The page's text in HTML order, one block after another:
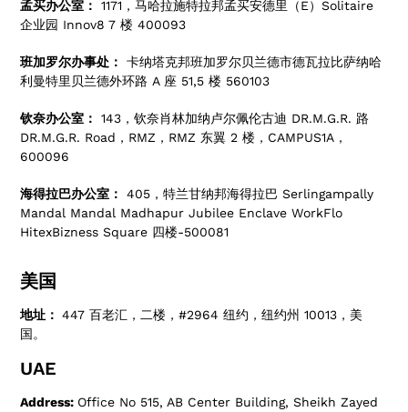
孟买办公室：
1171，马哈拉施特拉邦孟买安德里（E）Solitaire
企业园 Innov8 7 楼 400093
班加罗尔办事处：
卡纳塔克邦班加罗尔贝兰德市德瓦拉比萨纳哈
利曼特里贝兰德外环路 A 座 51,5 楼 560103
钦奈办公室：
143，钦奈肖林加纳卢尔佩伦古迪 DR.M.G.R. 路
DR.M.G.R. Road，RMZ，RMZ 东翼 2 楼，CAMPUS1A，
600096
海得拉巴办公室：
405，特兰甘纳邦海得拉巴 Serlingampally
Mandal Mandal Madhapur Jubilee Enclave WorkFlo
HitexBizness Square 四楼-500081
美国
地址：447 百老汇，二楼，#2964 纽约，纽约州 10013，美
国。
UAE
Address: Office No 515, AB Center Building, Sheikh Zayed